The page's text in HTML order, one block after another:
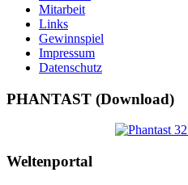
Mitarbeit
Links
Gewinnspiel
Impressum
Datenschutz
PHANTAST (Download)
Weltenportal